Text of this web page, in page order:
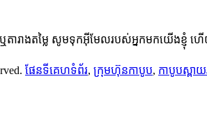
រាងតម្លៃ សូមទុកអ៊ីមែលរបស់អ្នកមកយើងខ្ញុំ ហ
ផែនទីគេហទំព័រ, ក្រុមហ៊ុនកាបូប, កាបូបស្ពា